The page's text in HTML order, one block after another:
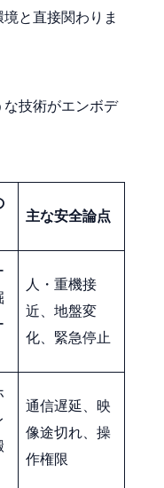
と直接関わりま
技術がエンボデ
主な安全論点
人・重機接
近、地盤変
化、緊急停止
通信遅延、映
像途切れ、操
作権限